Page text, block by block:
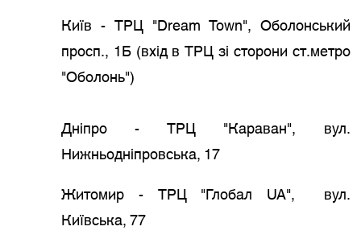
Київ - ТРЦ "Dream Town", Оболонський
просп., 1Б (вхід в ТРЦ зі сторони ст.метро
"Оболонь")
Дніпро - ТРЦ "Караван", вул.
Нижньодніпровська, 17
Житомир - ТРЦ "Глобал UA", вул.
Київська, 77